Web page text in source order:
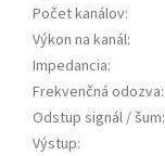
Počet kanálov:
Výkon na kanál:
Impedancia:
Frekvenčná odozva:
Odstup signál / šum:
Výstup: